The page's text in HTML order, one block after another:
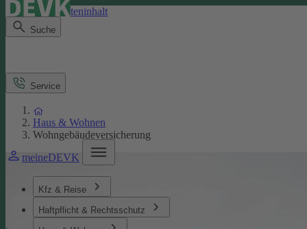
Direkt zum Seiteninhalt
Suche
meineDEVK
Kfz & Reise
Haftpflicht & Rechtsschutz
Service
Haus & Wohnen
Wohngebäudeversicherung